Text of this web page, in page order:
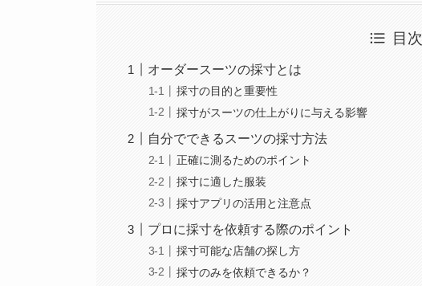
目次
オーダースーツの採寸とは
採寸の目的と重要性
採寸がスーツの仕上がりに与える影響
自分でできるスーツの採寸方法
正確に測るためのポイント
採寸に適した服装
採寸アプリの活用と注意点
プロに採寸を依頼する際のポイント
採寸可能な店舗の探し方
採寸のみを依頼できるか？